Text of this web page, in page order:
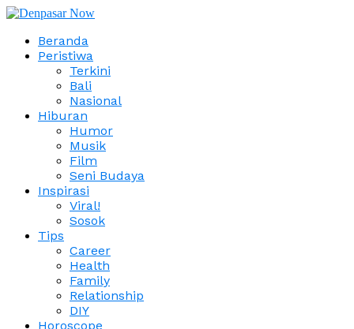
Beranda
Peristiwa
Terkini
Bali
Nasional
Hiburan
Humor
Musik
Film
Seni Budaya
Inspirasi
Viral!
Sosok
Tips
Career
Health
Family
Relationship
DIY
Horoscope